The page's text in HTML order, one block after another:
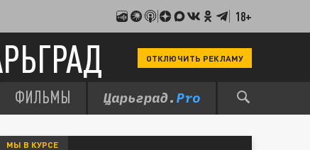
18+
ОТКЛЮЧИТЬ РЕКЛАМУ
ФИЛЬМЫ
МЫ В КУРСЕ